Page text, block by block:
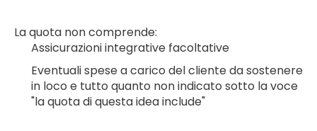
La quota non comprende:
Assicurazioni integrative facoltative
Eventuali spese a carico del cliente da sostenere
in loco e tutto quanto non indicato sotto la voce
"la quota di questa idea include"